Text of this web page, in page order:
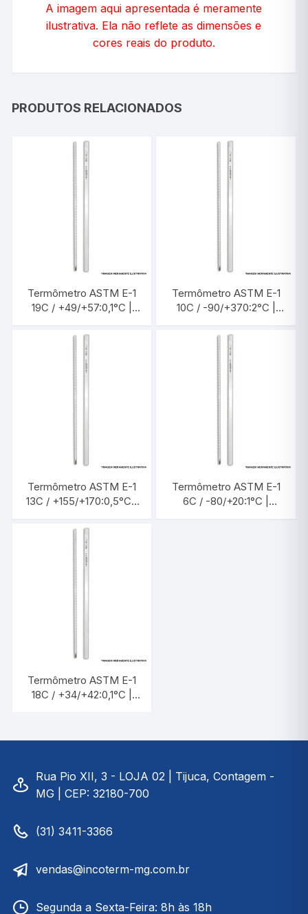
A imagem aqui apresentada é meramente
ilustrativa. Ela não reflete as dimensões e
cores reais do produto.
PRODUTOS RELACIONADOS
Termômetro ASTM E-1
19C / +49/+57:0,1°C |
Termômetro ASTM E-1
10C / -90/+370:2°C |
Termômetro ASTM E-1
13C / +155/+170:0,5°C |
Termômetro ASTM E-1
6C / -80/+20:1°C |
Termômetro ASTM E-1
18C / +34/+42:0,1°C |
Rua Pio XII, 3 - LOJA 02 | Tijuca, Contagem -
MG | CEP: 32180-700
(31) 3411-3366
vendas@incoterm-mg.com.br
Segunda a Sexta-Feira: 8h às 18h